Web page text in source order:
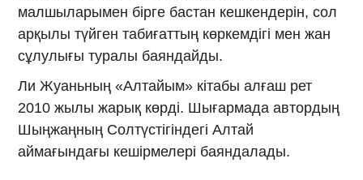
малшыларымен бірге бастан кешкендерін, сол
арқылы түйген табиғаттың көркемдігі мен жан
сұлулығы туралы баяндайды.
Ли Жуаньның «Алтайым» кітабы алғаш рет
2010 жылы жарық көрді. Шығармада автордың
Шыңжаңның Солтүстігіндегі Алтай
аймағындағы кешірмелері баяндалады.